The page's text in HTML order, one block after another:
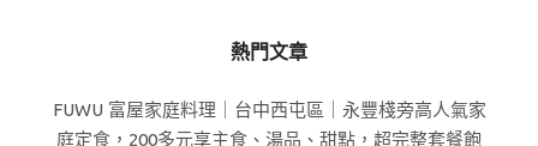
熱門文章
FUWU 富屋家庭料理｜台中西屯區｜永豐棧旁高人氣家
庭定食，200多元享主食、湯品、甜點，超完整套餐飽